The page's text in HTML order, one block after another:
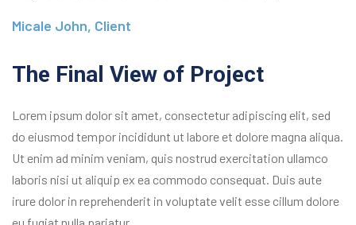
Micale John, Client
The Final View of Project
Lorem ipsum dolor sit amet, consectetur adipiscing elit, sed
do eiusmod tempor incididunt ut labore et dolore magna aliqua.
Ut enim ad minim veniam, quis nostrud exercitation ullamco
laboris nisi ut aliquip ex ea commodo consequat. Duis aute
irure dolor in reprehenderit in voluptate velit esse cillum dolore